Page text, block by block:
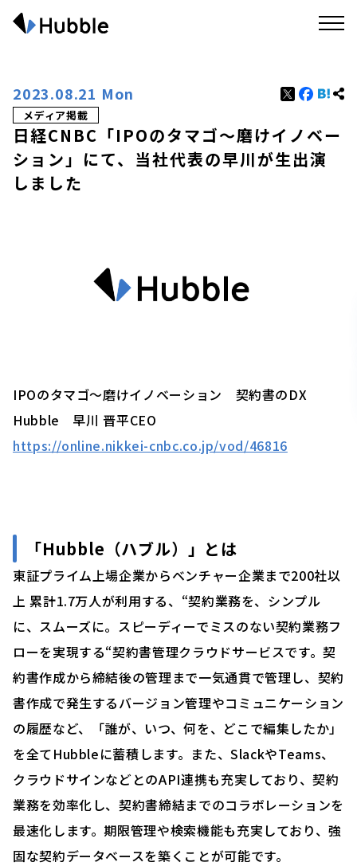
2023.08.21 Mon
メディア掲載
日経CNBC「IPOのタマゴ〜磨けイノベー
ション」にて、当社代表の早川が生出演
しました
IPOのタマゴ～磨けイノベーション 契約書のDX
Hubble 早川 晋平CEO
https://online.nikkei-cnbc.co.jp/vod/46816
「Hubble（ハブル）」 とは
東証プライム上場企業からベンチャー企業まで200社以
上 累計1.7万人が利用する、“契約業務を、シンプル
に、スムーズに。スピーディーでミスのない契約業務フ
ローを実現する“契約書管理クラウドサービスです。契
約書作成から締結後の管理まで一気通貫で管理し、契約
書作成で発生するバージョン管理やコミュニケーション
の履歴など、「誰が、いつ、何を、どこで編集したか」
を全てHubbleに蓄積します。また、SlackやTeams、
クラウドサインなどとのAPI連携も充実しており、契約
業務を効率化し、契約書締結までのコラボレーションを
最速化します。期限管理や検索機能も充実しており、強
固な契約データベースを築くことが可能です。